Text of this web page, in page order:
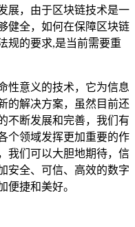
展，由于区块链技术是一
健全，如何在保障区块链
规的要求,是当前需要重
性意义的技术，它为信息
的解决方案，虽然目前还
不断发展和完善，我们有
个领域发挥更加重要的作
我们可以大胆地期待，信
安全、可信、高效的数字
便捷和美好。